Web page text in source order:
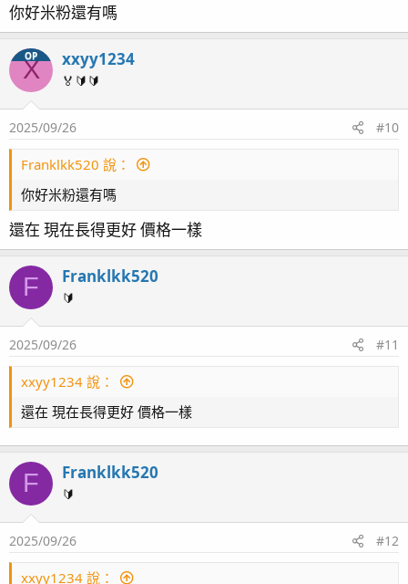
你好米粉還有嗎
OP
X xxyy1234
🏅🔰🔰
2025/09/26 #10
Franklkk520 說：
你好米粉還有嗎
還在 現在長得更好 價格一樣
F Franklkk520
🔰
2025/09/26 #11
xxyy1234 說：
還在 現在長得更好 價格一樣
F Franklkk520
🔰
2025/09/26 #12
xxyy1234 說：